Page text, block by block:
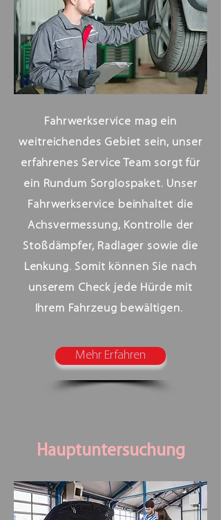
Fahrwerkservice mag ein
weitreichendes Gebiet sein, unser
erfahrenes Service Team sorgt für
ein Rundum Sorglospaket. Unser
Fahrwerkservice beinhaltet die
Achsvermessung, Kontrolle der
Stoßdämpfer, Radlager sowie die
Lenkung. Somit können Sie nach
unserem Check jede Hürde mit
Ihrem Fahrzeug bewältigen.
Mehr Erfahren
Hauptuntersuchung